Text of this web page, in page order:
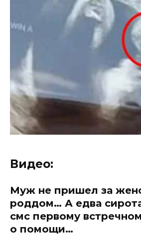
Видео:
Муж не пришел за
роддом… А едва
смс первому
о помощи…